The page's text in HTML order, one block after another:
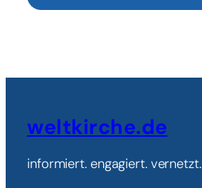
weltkirche.de
informiert. engagiert. vernetzt.